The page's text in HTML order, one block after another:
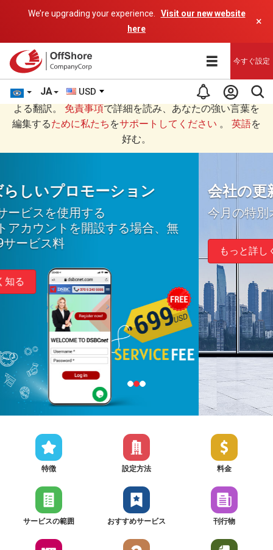
We’re upgrading your experience.
Visit our new website
here
×
JA USD
今すぐ設定
あなたは日本語 (にほんご)で読んでいますAIプログラムに
よる翻訳。 免責事項で詳細を読み、あなたの強い言葉を
編集するために私たち をサポートしてください 。 英語を
好む。
会社の更新
今月の特別オファー
もっと詳しく知る
特徴 設定方法 料金
サービスの範囲 おすすめサービス 刊行物